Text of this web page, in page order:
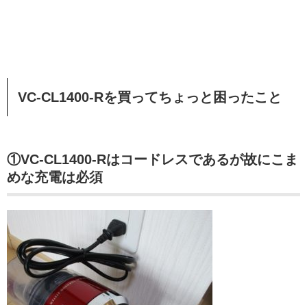
VC-CL1400-Rを買ってちょっと困ったこと
①VC-CL1400-Rはコードレスであるが故にこま
めな充電は必須